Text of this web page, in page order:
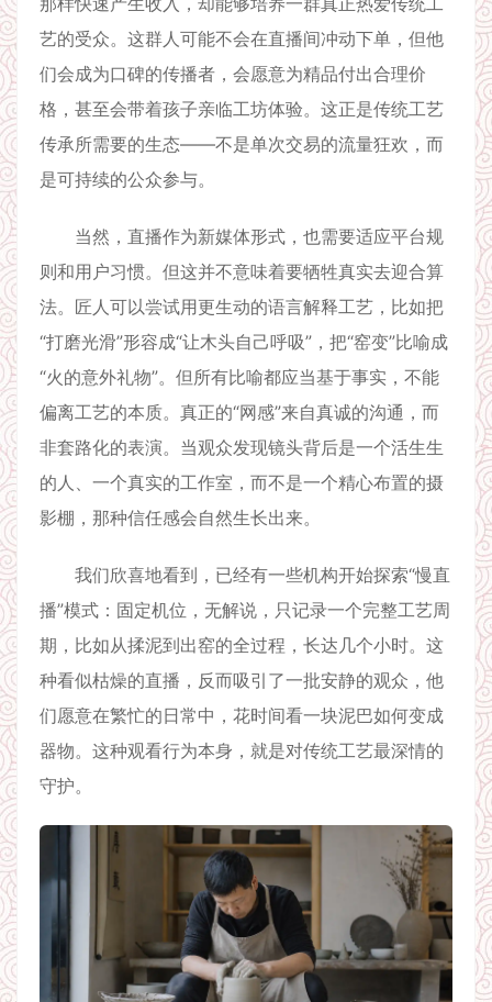
艺的受众。这群人可能不会在直播间冲动下单，但他
们会成为口碑的传播者，会愿意为精品付出合理价
格，甚至会带着孩子亲临工坊体验。这正是传统工艺
传承所需要的生态——不是单次交易的流量狂欢，而
是可持续的公众参与。
当然，直播作为新媒体形式，也需要适应平台规
则和用户习惯。但这并不意味着要牺牲真实去迎合算
法。匠人可以尝试用更生动的语言解释工艺，比如把
“打磨光滑”形容成“让木头自己呼吸”，把“窑变”比喻成
“火的意外礼物”。但所有比喻都应当基于事实，不能
偏离工艺的本质。真正的“网感”来自真诚的沟通，而
非套路化的表演。当观众发现镜头背后是一个活生生
的人、一个真实的工作室，而不是一个精心布置的摄
影棚，那种信任感会自然生长出来。
我们欣喜地看到，已经有一些机构开始探索“慢直
播”模式：固定机位，无解说，只记录一个完整工艺周
期，比如从揉泥到出窑的全过程，长达几个小时。这
种看似枯燥的直播，反而吸引了一批安静的观众，他
们愿意在繁忙的日常中，花时间看一块泥巴如何变成
器物。这种观看行为本身，就是对传统工艺最深情的
守护。